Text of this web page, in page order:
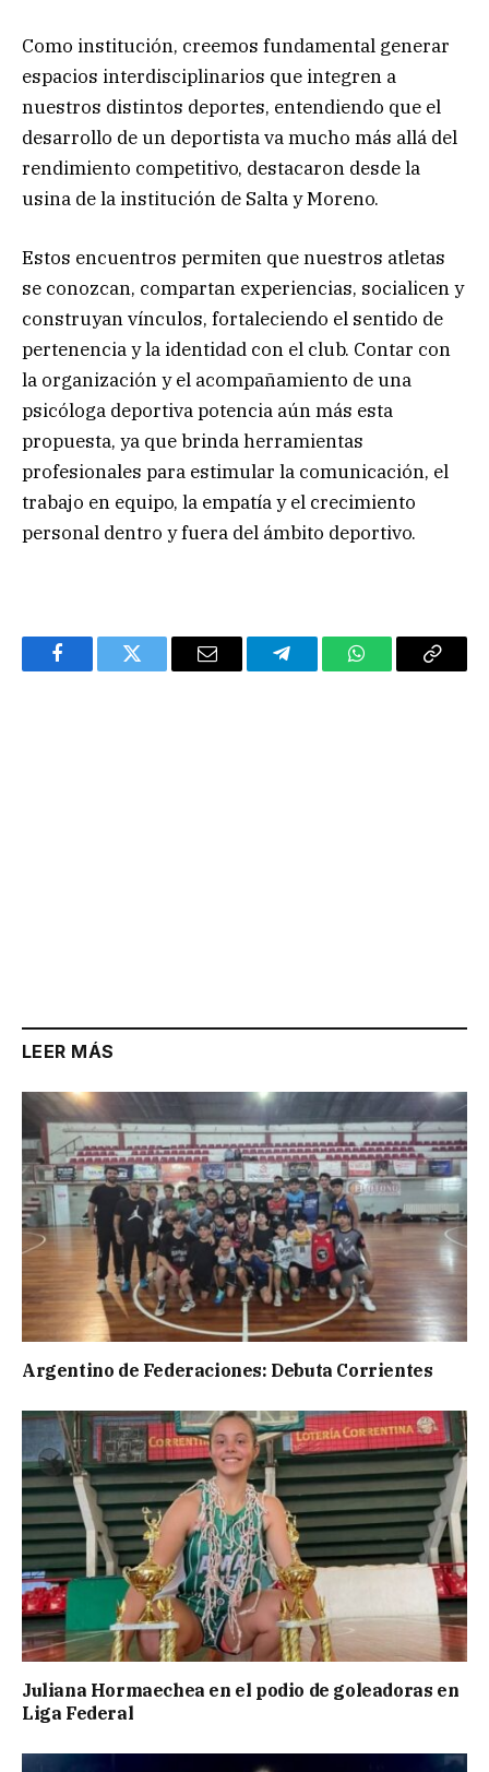
Como institución, creemos fundamental generar
espacios interdisciplinarios que integren a
nuestros distintos deportes, entendiendo que el
desarrollo de un deportista va mucho más allá del
rendimiento competitivo, destacaron desde la
usina de la institución de Salta y Moreno.
Estos encuentros permiten que nuestros atletas
se conozcan, compartan experiencias, socialicen y
construyan vínculos, fortaleciendo el sentido de
pertenencia y la identidad con el club. Contar con
la organización y el acompañamiento de una
psicóloga deportiva potencia aún más esta
propuesta, ya que brinda herramientas
profesionales para estimular la comunicación, el
trabajo en equipo, la empatía y el crecimiento
personal dentro y fuera del ámbito deportivo.
FacebookTwitter Email TelegramWhatsAppCopy
LEER MÁS
Argentino de Federaciones: Debuta Corrientes
Juliana Hormaechea en el podio de goleadoras en
Liga Federal